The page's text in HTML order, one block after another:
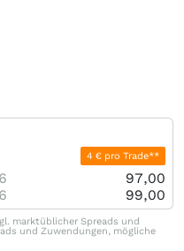
4 € pro Trade**
97,00
99,00
marktüblicher Spreads und
und Zuwendungen, mögliche